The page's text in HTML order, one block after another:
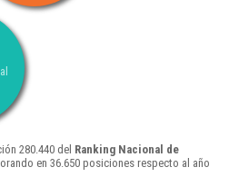
280.440 del Ranking Nacional de
en 36.650 posiciones respecto al año